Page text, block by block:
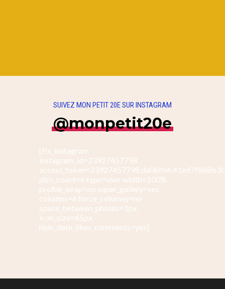
SUIVEZ MON PETIT 20E SUR INSTAGRAM
@monpetit20e
[fts_instagram
instagram_id=23927457798
pics_count=6 type=user width=100%
profile_wrap=no super_gallery=yes
columns=6 force_columns=no
space_between_photos=1px
icon_size=65px
hide_date_likes_comments=yes]